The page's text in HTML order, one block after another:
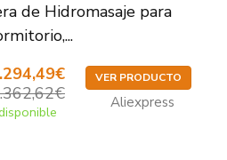
de Hidromasaje para
VER PRODUCTO
Aliexpress